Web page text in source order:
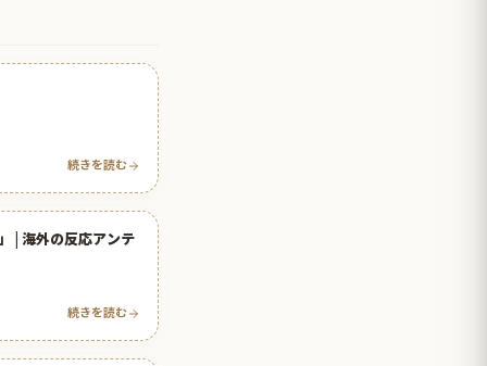
続きを読む
| 海外の反応アンテ
続きを読む